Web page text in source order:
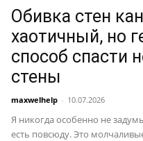
Обивка стен
хаотичный, но
способ спасти
стены
maxwelhelp - 10.07.2026
Я никогда особенно не
есть повсюду. Это